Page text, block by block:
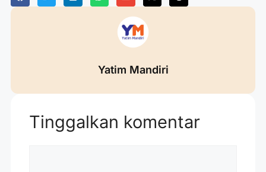
Yatim Mandiri
Tinggalkan komentar